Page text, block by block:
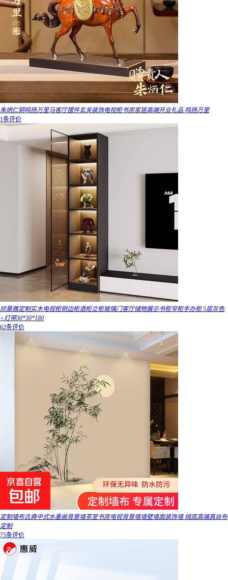
朱炳仁铜鸣扬万里马客厅摆件玄关装饰电视柜书房家居高端开业礼品 鸣扬万里
1条评价
欣慕雅定制实木电视柜侧边柜酒柜立柜玻璃门客厅储物展示书柜窄柜手办柜 5层灰色
+灯带30*30*180
62条评价
定制墙布古典中式水墨画背景墙茶室书房电视背景墙墙壁墙面装饰墙 绒底高端真丝布
定制
75条评价